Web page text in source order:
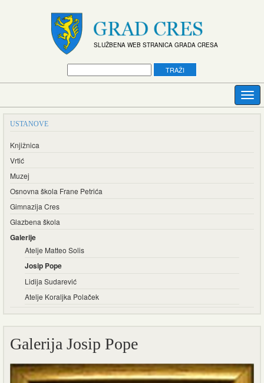
SLUŽBENA WEB STRANICA GRADA CRESA
USTANOVE
Knjižnica
Vrtić
Muzej
Osnovna škola Frane Petrića
Gimnazija Cres
Glazbena škola
Galerije
Atelje Matteo Solis
Josip Pope
Lidija Sudarević
Atelje Koraljka Polaček
Galerija Josip Pope